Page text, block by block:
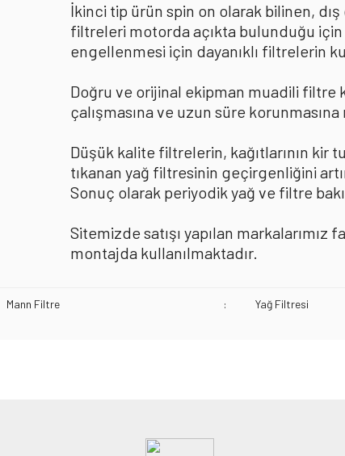
İkinci tip ürün spin on olarak bilinen,
filtreleri motorda açıkta bulunduğu için
engellenmesi için dayanıklı filtrelerin
Doğru ve orijinal ekipman muadili filtre
çalışmasına ve uzun süre
Düşük kalite filtrelerin, kağıtlarının kir
tıkanan yağ filtresinin geçirgenliğini
Sonuç olarak periyodik yağ ve filtre
Sitemizde satışı yapılan
montajda kullanılmaktadır.
Mann Filtre : Yağ Filtresi